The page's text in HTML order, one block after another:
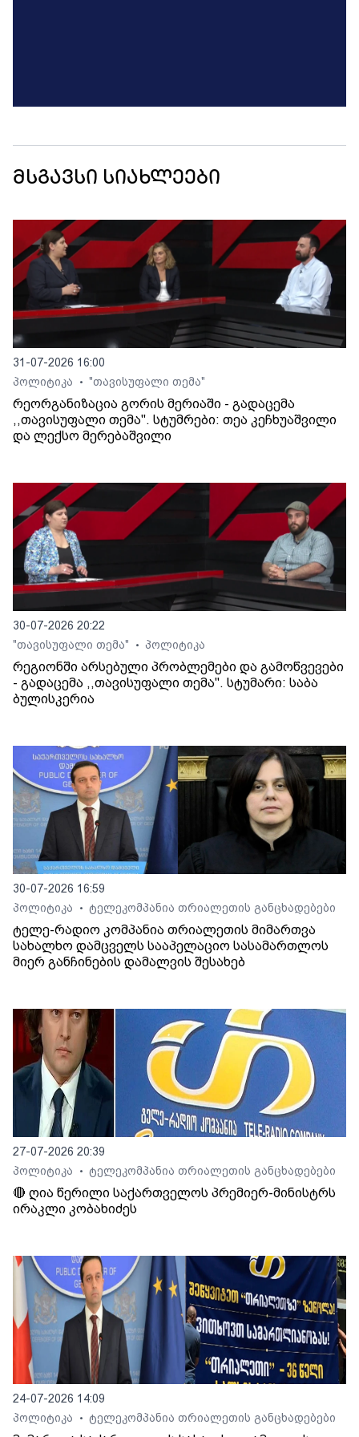
მსგავსი სიახლეები
31-07-2026 16:00
პოლიტიკა
• "თავისუფალი თემა"
რეორგანიზაცია გორის მერიაში - გადაცემა
,,თავისუფალი თემა". სტუმრები: თეა კეჩხუაშვილი
და ლექსო მერებაშვილი
30-07-2026 20:22
"თავისუფალი თემა"
• პოლიტიკა
რეგიონში არსებული პრობლემები და გამოწვევები
- გადაცემა ,,თავისუფალი თემა". სტუმარი: საბა
ბულისკერია
30-07-2026 16:59
პოლიტიკა
• ტელეკომპანია თრიალეთის განცხადებები
ტელე-რადიო კომპანია თრიალეთის მიმართვა
სახალხო დამცველს სააპელაციო სასამართლოს
მიერ განჩინების დამალვის შესახებ
27-07-2026 20:39
პოლიტიკა
• ტელეკომპანია თრიალეთის განცხადებები
🔴 ღია წერილი საქართველოს პრემიერ-მინისტრს
ირაკლი კობახიძეს
24-07-2026 14:09
პოლიტიკა
• ტელეკომპანია თრიალეთის განცხადებები